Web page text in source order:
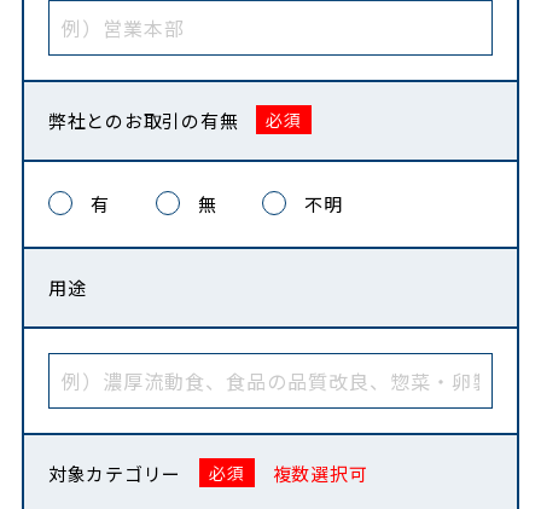
弊社とのお取引の有無
有 無 不明
用途
対象カテゴリー 複数選択可